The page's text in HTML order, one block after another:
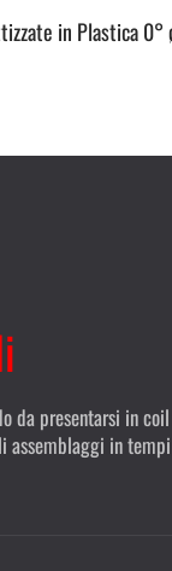
in Plastica 0°
da presentarsi in
in